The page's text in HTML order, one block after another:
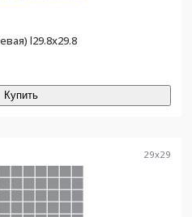
Темари лайм (мозаика глянцевая) l29.8х29.8
Купить
29x29